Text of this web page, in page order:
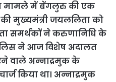
मामले में बेंगलुरु की एक
मुख्यमंत्री जयललिता को
समर्थकों ने करुणानिधि के
ने आज विशेष अदालत
वाले अन्नाद्रमुक के
किया था। अन्नाद्रमुक